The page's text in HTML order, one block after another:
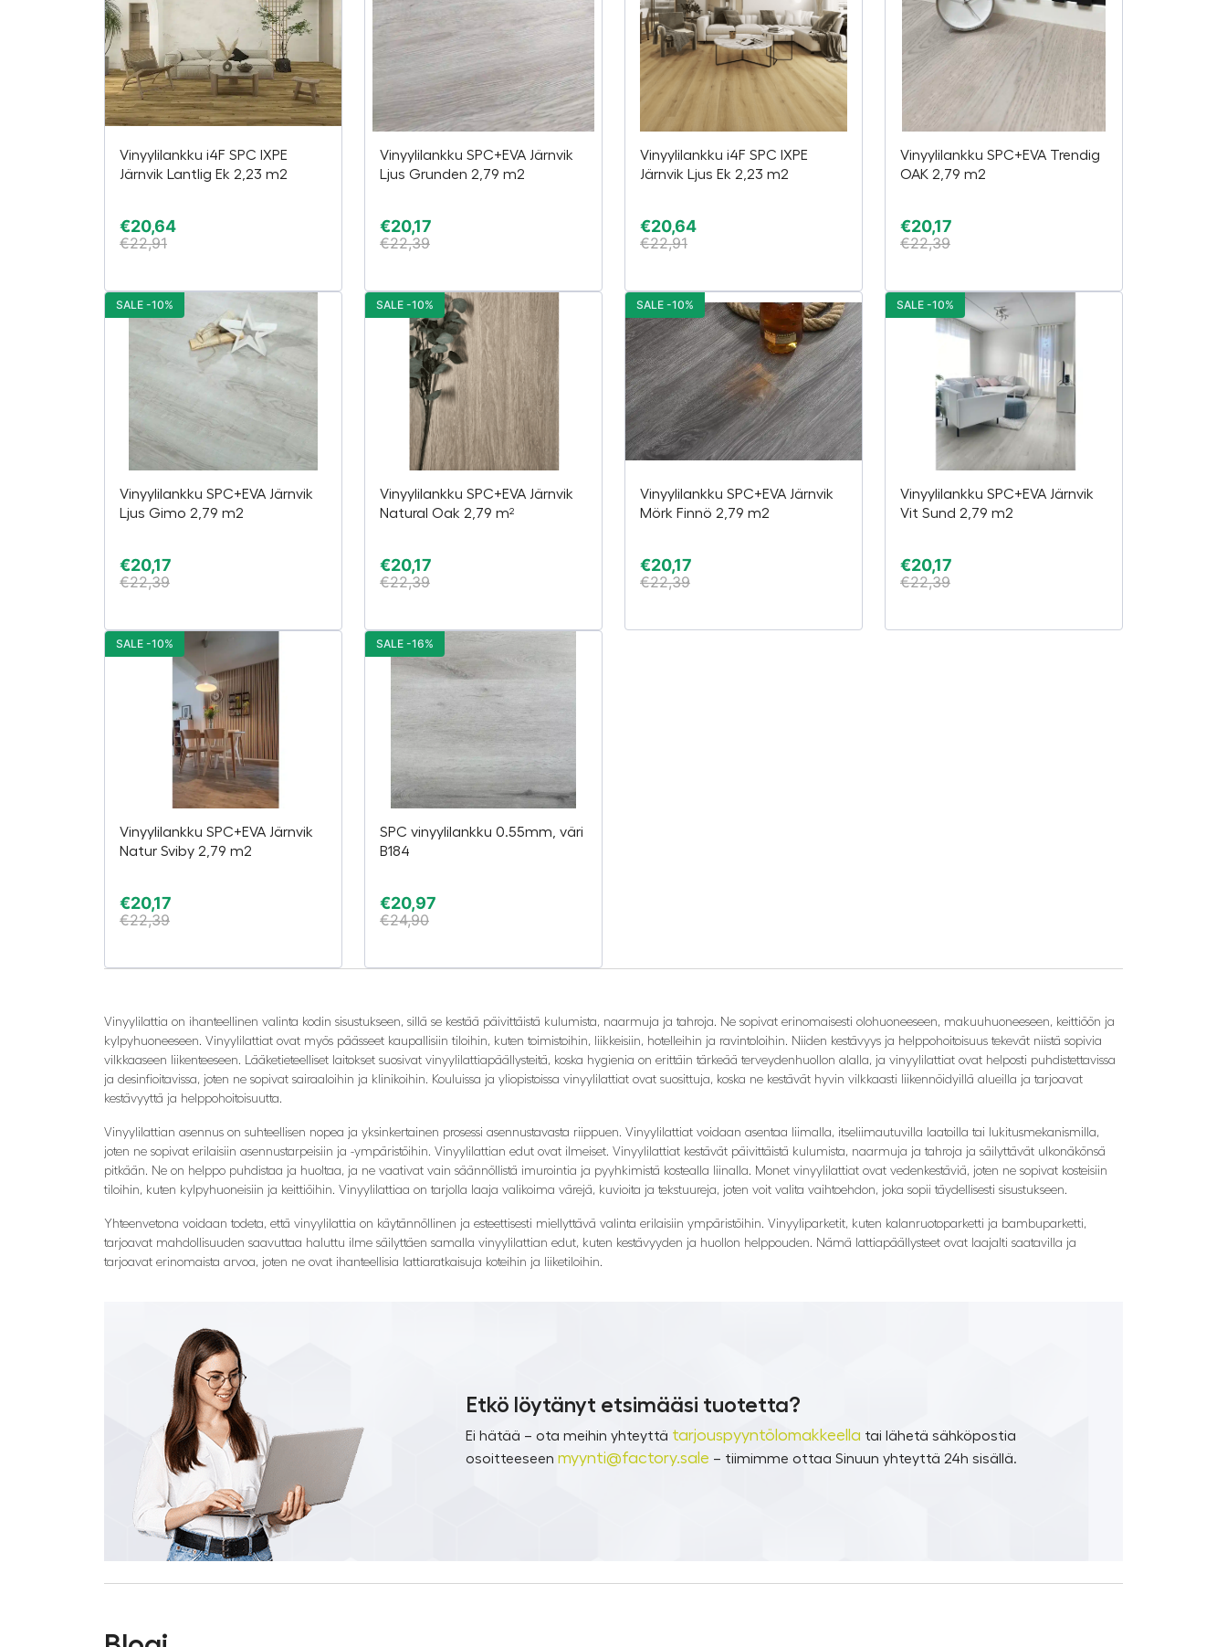
Vinyylilankku i4F SPC IXPE
Järnvik Lantlig Ek 2,23 m2
€20,64
€22,91
Vinyylilankku SPC+EVA Järnvik
Ljus Grunden 2,79 m2
€20,17
€22,39
Vinyylilankku i4F SPC IXPE
Järnvik Ljus Ek 2,23 m2
€20,64
€22,91
Vinyylilankku SPC+EVA Trendig
OAK 2,79 m2
€20,17
€22,39
Vinyylilankku SPC+EVA Järnvik
Ljus Gimo 2,79 m2
€20,17
€22,39
SALE -10%
Vinyylilankku SPC+EVA Järnvik
Natural Oak 2,79 m²
€20,17
€22,39
SALE -10%
Vinyylilankku SPC+EVA Järnvik
Mörk Finnö 2,79 m2
€20,17
€22,39
SALE -10%
Vinyylilankku SPC+EVA Järnvik
Vit Sund 2,79 m2
€20,17
€22,39
SALE -10%
Vinyylilankku SPC+EVA Järnvik
Natur Sviby 2,79 m2
€20,17
€22,39
SALE -10%
SPC vinyylilankku 0.55mm, väri
B184
€20,97
€24,90
SALE -16%
Vinyylilattia on ihanteellinen valinta kodin sisustukseen, sillä se kestää päivittäistä kulumista, naarmuja ja tahroja. Ne sopivat erinomaisesti olohuoneeseen, makuuhuoneeseen, keittiöön ja
kylpyhuoneeseen. Vinyylilattiat ovat myös päässeet kaupallisiin tiloihin, kuten toimistoihin, liikkeisiin, hotelleihin ja ravintoloihin. Niiden kestävyys ja helppohoitoisuus tekevät niistä sopivia
vilkkaaseen liikenteeseen. Lääketieteelliset laitokset suosivat vinyylilattiapäällysteitä, koska hygienia on erittäin tärkeää terveydenhuollon alalla, ja vinyylilattiat ovat helposti puhdistettavissa
ja desinfioitavissa, joten ne sopivat sairaaloihin ja klinikoihin. Kouluissa ja yliopistoissa vinyylilattiat ovat suosittuja, koska ne kestävät hyvin vilkkaasti liikennöidyillä alueilla ja tarjoavat
kestävyyttä ja helppohoitoisuutta.
Vinyylilattian asennus on suhteellisen nopea ja yksinkertainen prosessi asennustavasta riippuen. Vinyylilattiat voidaan asentaa liimalla, itseliimautuvilla laatoilla tai lukitusmekanismilla,
joten ne sopivat erilaisiin asennustarpeisiin ja -ympäristöihin. Vinyylilattian edut ovat ilmeiset. Vinyylilattiat kestävät päivittäistä kulumista, naarmuja ja tahroja ja säilyttävät ulkonäkönsä
pitkään. Ne on helppo puhdistaa ja huoltaa, ja ne vaativat vain säännöllistä imurointia ja pyyhkimistä kostealla liinalla. Monet vinyylilattiat ovat vedenkestäviä, joten ne sopivat kosteisiin
tiloihin, kuten kylpyhuoneisiin ja keittiöihin. Vinyylilattiaa on tarjolla laaja valikoima värejä, kuvioita ja tekstuureja, joten voit valita vaihtoehdon, joka sopii täydellisesti sisustukseen.
Yhteenvetona voidaan todeta, että vinyylilattia on käytännöllinen ja esteettisesti miellyttävä valinta erilaisiin ympäristöihin. Vinyyliparketit, kuten kalanruotoparketti ja bambuparketti,
tarjoavat mahdollisuuden saavuttaa haluttu ilme säilyttäen samalla vinyylilattian edut, kuten kestävyyden ja huollon helppouden. Nämä lattiapäällysteet ovat laajalti saatavilla ja
tarjoavat erinomaista arvoa, joten ne ovat ihanteellisia lattiaratkaisuja koteihin ja liiketiloihin.
Etkö löytänyt etsimääsi tuotetta?
Ei hätää – ota meihin yhteyttä tarjouspyyntölomakkeella tai lähetä sähköpostia
osoitteeseen myynti@factory.sale – tiimimme ottaa Sinuun yhteyttä 24h sisällä.